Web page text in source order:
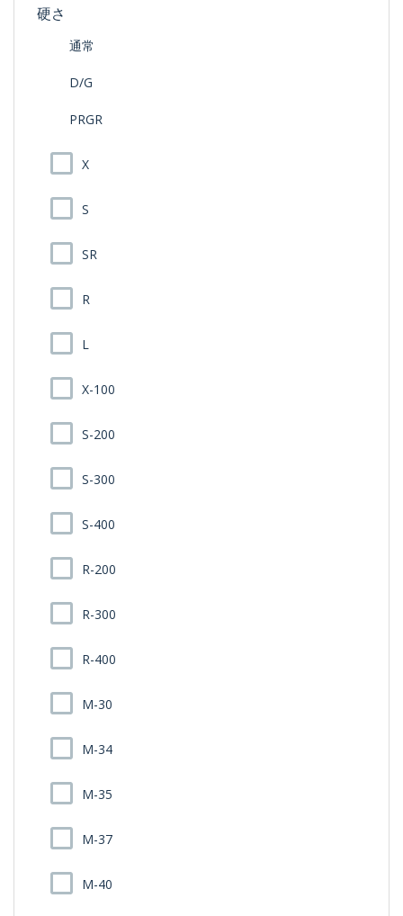
硬さ
通常
D/G
PRGR
X
S
SR
R
L
X-100
S-200
S-300
S-400
R-200
R-300
R-400
M-30
M-34
M-35
M-37
M-40